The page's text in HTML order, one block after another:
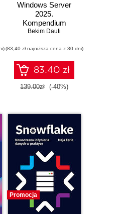
Matt Sharp
Windows Server
2025.
Kompendium
administratora i
egzaminu AZ-800.
Wydanie IV
Bekim Dauti
(83,40 zł najniższa cena z 30 dni)
83.40 zł
139.00zł (-40%)
Promocja